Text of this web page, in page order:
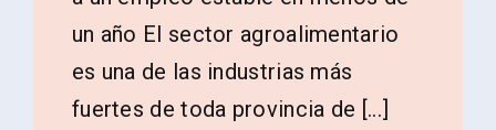
un año El sector agroalimentario
es una de las industrias más
fuertes de toda provincia de [...]